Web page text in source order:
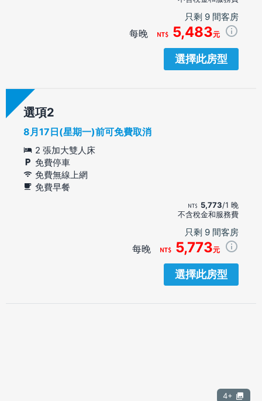
只剩 9 間客房
每晚 5,483元
選擇此房型
選項
8月17日(星期一)前可免費取消
2 張加大雙人床
免費停車
免費無線上網
免費早餐
5,773/1 晚
不含稅金和服務費
只剩 9 間客房
每晚 5,773元
選擇此房型
4+